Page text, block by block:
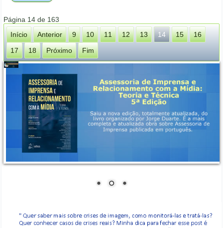
Página 14 de 163
Início
Anterior 9 10 11 12 13 14 15
16
17
18 Próximo Fim